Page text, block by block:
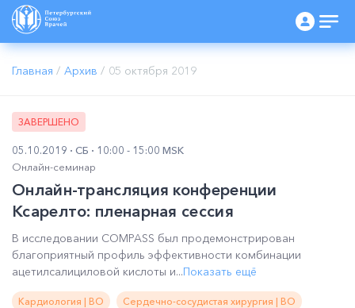
Главная / Архив / 05 октября 2019
ЗАВЕРШЕНО
05.10.2019 СБ
10:00 - 15:00 MSK
Онлайн-семинар
Онлайн-трансляция конференции
Ксарелто: пленарная сессия
В исследовании COMPASS был продемонстрирован
благоприятный профиль эффективности комбинации
ацетилсалициловой кислоты и...Показать ещё
Кардиология | ВО Сердечно-сосудистая хирургия | ВО